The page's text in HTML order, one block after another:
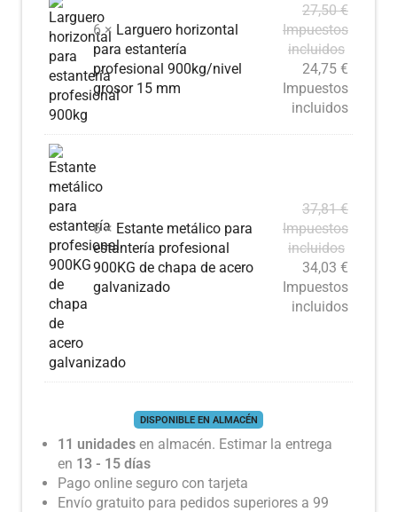
6 × Larguero horizontal
para estantería
profesional 900kg/nivel
grosor 15 mm
27,50€
Impuestos
incluidos
24,75 €
Impuestos
incluidos
6 × Estante metálico para
estantería profesional
900KG de chapa de acero
galvanizado
37,81€
Impuestos
incluidos
34,03 €
Impuestos
incluidos
DISPONIBLE EN ALMACÉN
11 unidades en almacén. Estimar la entrega
en 13 - 15 días
Pago online seguro con tarjeta
Envío gratuito para pedidos superiores a 99